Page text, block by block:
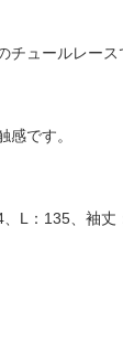
ュールレース
です。
L：135、袖丈